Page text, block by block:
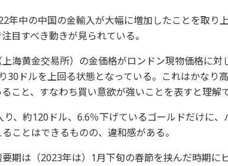
年中の中国の金輸入が大幅に増加したことを取り
目すべき動きが見られている。
海黄金交易所）の金価格がロンドン現物価格に対
30ドルを上回る状態となっている。これはかなり
こと、すなわち買い意欲が強いことを表すと理解
、約120ドル、6.6％下げているゴールドだけに
ことはできるものの、違和感がある。
期は（2023年は）1月下旬の春節を挟んだ時期に